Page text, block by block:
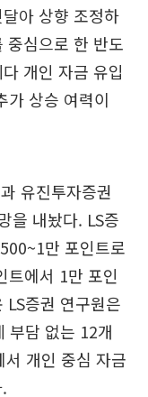
아 상향 조정하
중심으로 한 반도
개인 자금 유입
가 상승 여력이
유진투자증권
을 내놨다. LS증
만 포인트로
트에서 1만 포인
증권 연구원은
부담 없는 12개
개인 중심 자금